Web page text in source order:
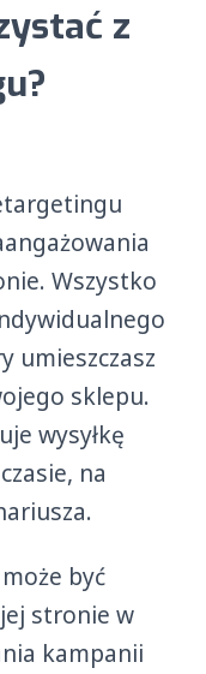
z
Wszystko
umieszczasz
sklepu.
wysyłkę
na
być
stronie w
kampanii